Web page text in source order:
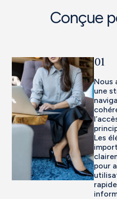
Conçue
01
Nous
une
Les
pour